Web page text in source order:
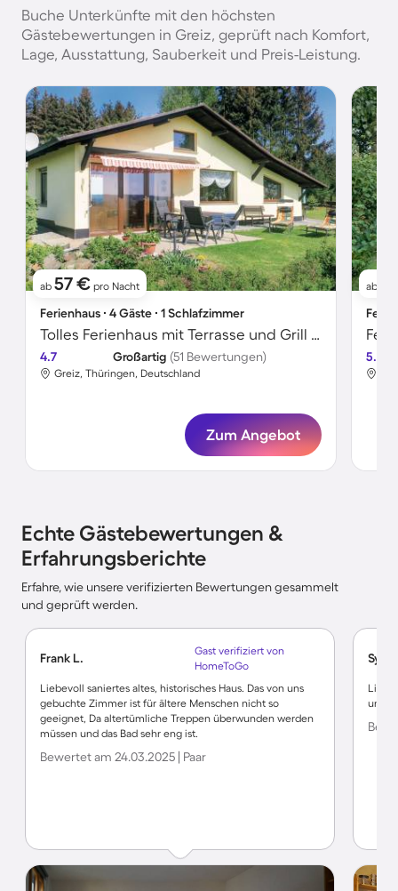
Buche Unterkünfte mit den höchsten
Gästebewertungen in Greiz, geprüft nach Komfort,
Lage, Ausstattung, Sauberkeit und Preis-Leistung.
ab 57 € pro Nacht
Ferienhaus ∙ 4 Gäste ∙ 1 Schlafzimmer
Tolles Ferienhaus mit Terrasse und Grill | Naturblick
4.7 Großartig (51 Bewertungen)
Greiz, Thüringen, Deutschland
Zum Angebot
ab
5.0
Echte Gästebewertungen &
Erfahrungsberichte
Erfahre, wie unsere verifizierten Bewertungen gesammelt
und geprüft werden.
Frank L.
Gast verifiziert von
HomeToGo
Liebevoll saniertes altes, historisches Haus. Das von uns
gebuchte Zimmer ist für ältere Menschen nicht so
geeignet, Da altertümliche Treppen überwunden werden
müssen und das Bad sehr eng ist.
Bewertet am 24.03.2025 | Paar
und